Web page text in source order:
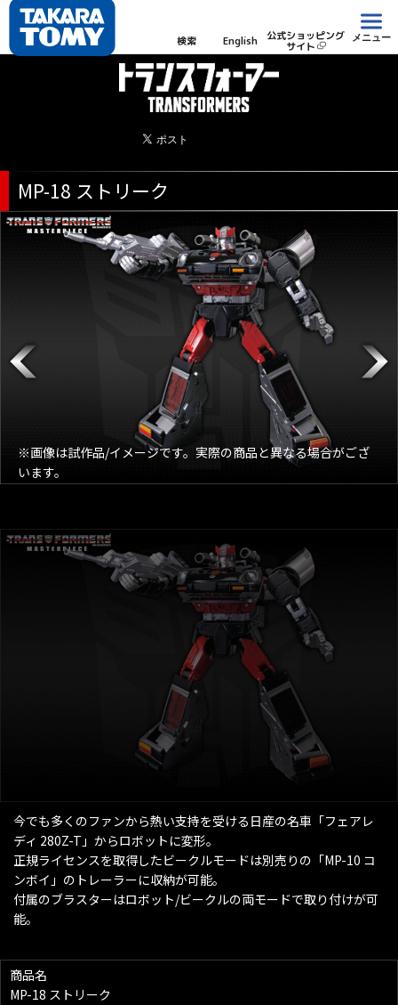
検索 English 公式ショッピング
サイト
メニュー
MP-18 ストリーク
※画像は試作品/イメージです。実際の商品と異なる場合がござ
います。
今でも多くのファンから熱い支持を受ける日産の名車「フェアレ
ディ 280Z-T」からロボットに変形。
正規ライセンスを取得したビークルモードは別売りの「MP-10 コ
ンボイ」のトレーラーに収納が可能。
付属のブラスターはロボット/ビークルの両モードで取り付けが可
能。
商品名
MP-18 ストリーク